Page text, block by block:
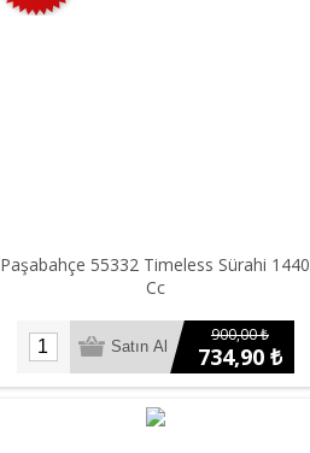
Paşabahçe 55332 Timeless Sürahi 1440
Cc
900,00 ₺
734,90 ₺